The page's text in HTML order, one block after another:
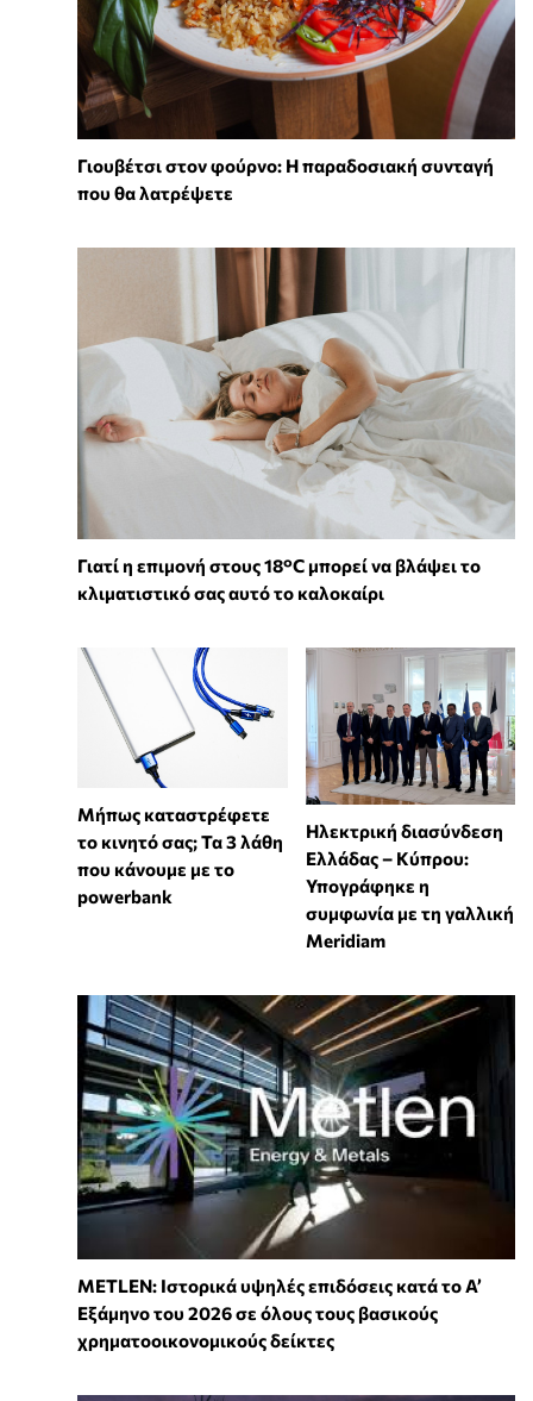
Γιουβέτσι στον φούρνο: Η παραδοσιακή συνταγή
που θα λατρέψετε
Γιατί η επιμονή στους 18°C μπορεί να βλάψει το
κλιματιστικό σας αυτό το καλοκαίρι
Μήπως καταστρέφετε
το κινητό σας; Τα 3 λάθη
που κάνουμε με το
powerbank
Ηλεκτρική διασύνδεση
Ελλάδας – Κύπρου:
Υπογράφηκε η
συμφωνία με τη γαλλική
Meridiam
METLEN: Ιστορικά υψηλές επιδόσεις κατά το Α’
Εξάμηνο του 2026 σε όλους τους βασικούς
χρηματοοικονομικούς δείκτες